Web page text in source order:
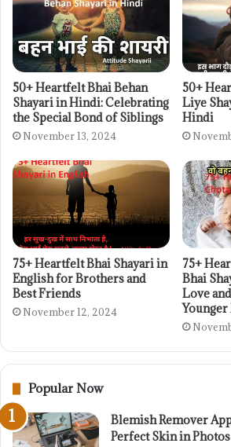
50+ Heartfelt Bhai Behan
Shayari in Hindi: Celebrating
the Special Bond of Siblings
November 13, 2024
50+
Liye
Hindi
75+ Heartfelt Bhai Shayari in
English for Brothers and
Best Friends
November 12, 2024
75+
Bhai
Love
Popular Now
Blemish Remover
Perfect Skin in Photos